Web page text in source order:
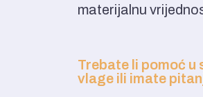
materijalnu
Trebate li pomoć u
vlage ili imate